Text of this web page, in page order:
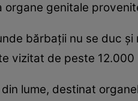
genitale
bărbații nu se duc
vizitat de peste
lume, destinat